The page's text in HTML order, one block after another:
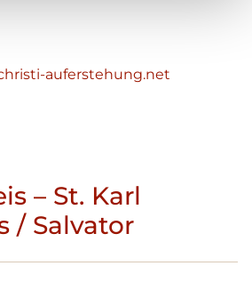
auferstehung.net
– St. Karl
/ Salvator